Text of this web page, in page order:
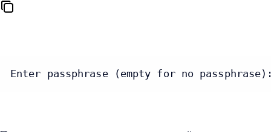
Enter passphrase (empty for no